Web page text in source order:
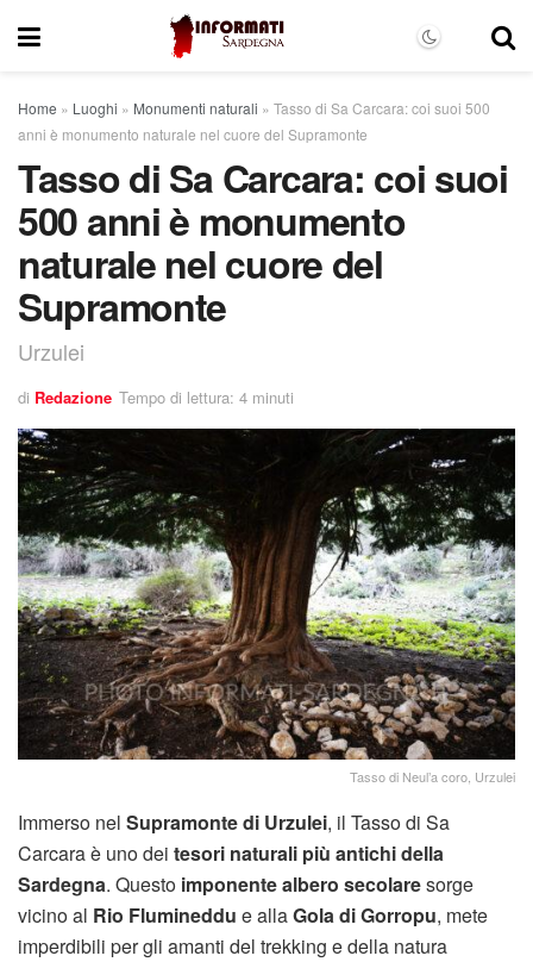
Home » Luoghi » Monumenti naturali » Tasso di Sa Carcara: coi suoi 500
anni è monumento naturale nel cuore del Supramonte
Tasso di Sa Carcara: coi suoi
500 anni è monumento
naturale nel cuore del
Supramonte
Urzulei
di Redazione Tempo di lettura: 4 minuti
Tasso di Neul’a coro, Urzulei
Immerso nel Supramonte di Urzulei, il Tasso di Sa
Carcara è uno dei tesori naturali più antichi della
Sardegna. Questo imponente albero secolaresorge
vicino al Rio Flumineddu e allaGola di Gorropu, mete
imperdibili per gli amanti del trekking e della natura